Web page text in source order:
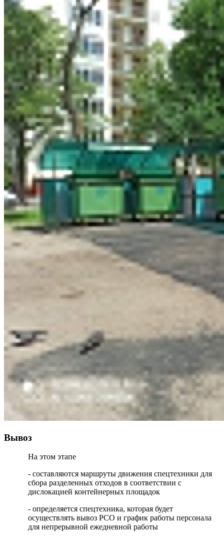
Вывоз
На этом этапе
- составляются маршруты движения спецтехники для
сбора разделенных отходов в соответствии с
дислокацией контейнерных площадок
- определяется спецтехника, которая будет
осуществлять вывоз РСО и график работы персонала
для непрерывной ежедневной работы